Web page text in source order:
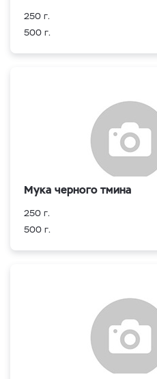
250 г.
500 г.
Мука черного тмина
250 г.
500 г.